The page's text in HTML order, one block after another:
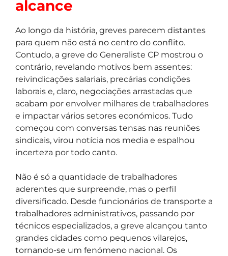
alcance
Ao longo da história, greves parecem distantes
para quem não está no centro do conflito.
Contudo, a greve do Generaliste CP mostrou o
contrário, revelando motivos bem assentes:
reivindicações salariais, precárias condições
laborais e, claro, negociações arrastadas que
acabam por envolver milhares de trabalhadores
e impactar vários setores económicos. Tudo
começou com conversas tensas nas reuniões
sindicais, virou notícia nos media e espalhou
incerteza por todo canto.
Não é só a quantidade de trabalhadores
aderentes que surpreende, mas o perfil
diversificado. Desde funcionários de transporte a
trabalhadores administrativos, passando por
técnicos especializados, a greve alcançou tanto
grandes cidades como pequenos vilarejos,
tornando-se um fenómeno nacional. Os